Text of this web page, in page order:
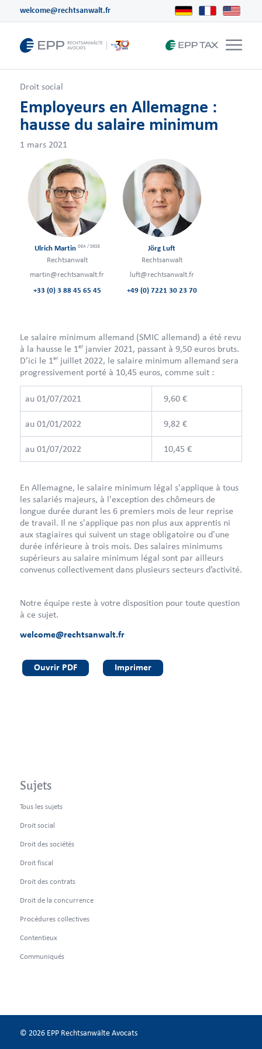
welcome@rechtsanwalt.fr
Droit social
Employeurs en Allemagne :
hausse du salaire minimum
Ulrich Martin DEA / DESE
Rechtsanwalt
martin@rechtsanwalt.fr
+33 (0) 3 88 45 65 45
Jörg Luft
Rechtsanwalt
luft@rechtsanwalt.fr
+49 (0) 7221 30 23 70
Le salaire minimum allemand (SMIC allemand) a été revu
à la hausse le 1 erjanvier 2021, passant à 9,50 euros bruts.
D’ici le 1 erjuillet 2022, le salaire minimum allemand sera
progressivement porté à 10,45 euros, comme suit :
au 01/07/2021 9,60 €
au 01/01/2022 9,82 €
au 01/07/2022 10,45 €
En Allemagne, le salaire minimum légal s'applique à tous
les salariés majeurs, à l'exception des chômeurs de
longue durée durant les 6 premiers mois de leur reprise
de travail. Il ne s'applique pas non plus aux apprentis ni
aux stagiaires qui suivent un stage obligatoire ou d'une
durée inférieure à trois mois. Des salaires minimums
supérieurs au salaire minimum légal sont par ailleurs
convenus collectivement dans plusieurs secteurs d’activité.
Notre équipe reste à votre disposition pour toute question
à ce sujet.
welcome@rechtsanwalt.fr
Ouvrir PDF Imprimer
1 mars 2021
Sujets
Tous les sujets
Droit social
Droit des sociétés
Droit fiscal
Droit des contrats
Droit de la concurrence
Procédures collectives
Contentieux
Communiqués
© 2026 EPP Rechtsanwälte Avocats